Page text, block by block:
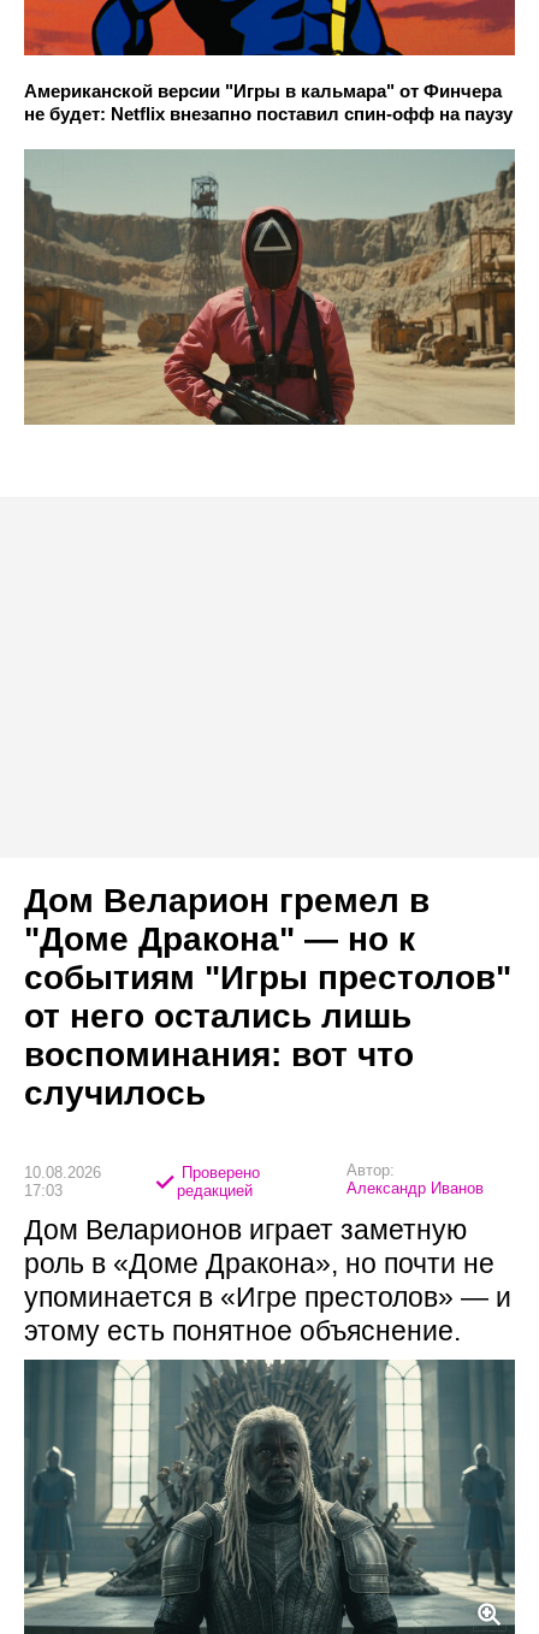
Американской версии "Игры в кальмара" от Финчера
не будет: Netflix внезапно поставил спин-офф на паузу
Дом Веларион гремел в
"Доме Дракона" — но к
событиям "Игры престолов"
от него остались лишь
воспоминания: вот что
случилось
10.08.2026
17:03
Проверено
редакцией
Автор:
Александр Иванов
Дом Веларионов играет заметную
роль в «Доме Дракона», но почти не
упоминается в «Игре престолов» — и
этому есть понятное объяснение.